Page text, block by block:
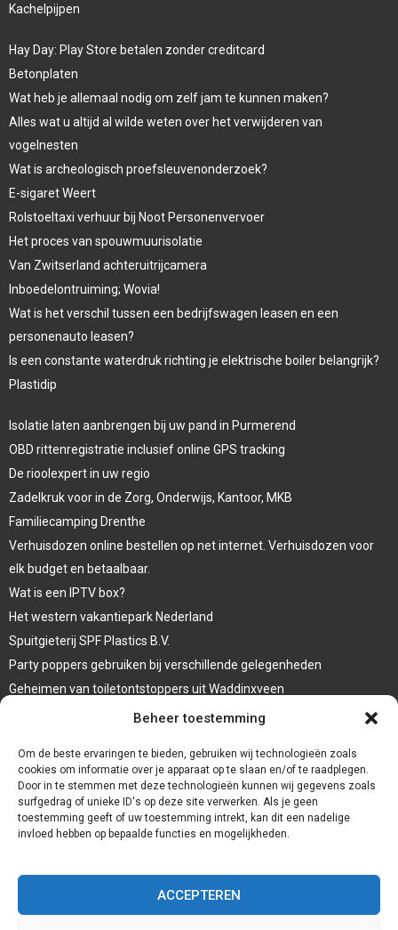
Beheer toestemming
Om de beste ervaringen te bieden, gebruiken wij technologieën zoals
cookies om informatie over je apparaat op te slaan en/of te raadplegen.
Door in te stemmen met deze technologieën kunnen wij gegevens zoals
surfgedrag of unieke ID's op deze site verwerken. Als je geen
toestemming geeft of uw toestemming intrekt, kan dit een nadelige
invloed hebben op bepaalde functies en mogelijkheden.
ACCEPTEREN
Kachelpijpen
Hay Day: Play Store betalen zonder creditcard
Betonplaten
Wat heb je allemaal nodig om zelf jam te kunnen maken?
Alles wat u altijd al wilde weten over het verwijderen van
vogelnesten
Wat is archeologisch proefsleuvenonderzoek?
E-sigaret Weert
Rolstoeltaxi verhuur bij Noot Personenvervoer
Het proces van spouwmuurisolatie
Van Zwitserland achteruitrijcamera
Inboedelontruiming; Wovia!
Wat is het verschil tussen een bedrijfswagen leasen en een
personenauto leasen?
Is een constante waterdruk richting je elektrische boiler belangrijk?
Plastidip
Isolatie laten aanbrengen bij uw pand in Purmerend
OBD rittenregistratie inclusief online GPS tracking
De rioolexpert in uw regio
Zadelkruk voor in de Zorg, Onderwijs, Kantoor, MKB
Familiecamping Drenthe
Verhuisdozen online bestellen op net internet. Verhuisdozen voor
elk budget en betaalbaar.
Wat is een IPTV box?
Het western vakantiepark Nederland
Spuitgieterij SPF Plastics B.V.
Party poppers gebruiken bij verschillende gelegenheden
Geheimen van toiletontstoppers uit Waddinxveen
Vormen van terrasaankleding